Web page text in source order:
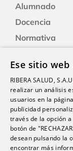
Alumnado
Docencia
Normativa
Alexia:
Nuestro centro
Historia
Servicios e
Ese sitio
RIBERA SALUD,
realizar un análisis
usuarios en la
publicidad
través de la opción a
botón de
desean pulsando la
encontrar más